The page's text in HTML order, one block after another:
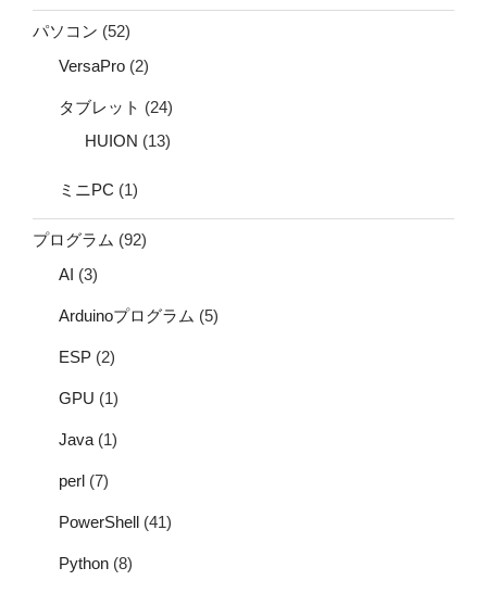
パソコン (52)
VersaPro (2)
タブレット (24)
HUION (13)
ミニPC (1)
プログラム (92)
AI (3)
Arduinoプログラム (5)
ESP (2)
GPU (1)
Java (1)
perl (7)
PowerShell (41)
Python (8)